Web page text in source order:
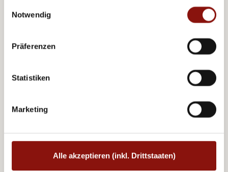
Cookies und Drittanbietern (inkl. Drittstaaten-
Notwendig
Präferenzen
Statistiken
Marketing
Alle akzeptieren (inkl. Drittstaaten)
Hotel Doppio ****